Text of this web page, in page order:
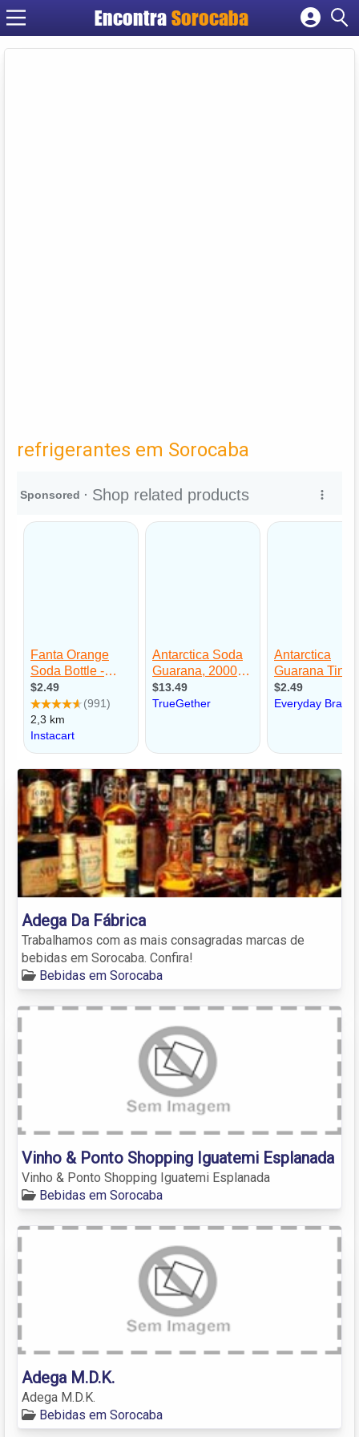
EncontraSorocaba
Cadastrar empresa
refrigerantes em Sorocaba
Adega Da Fábrica
Trabalhamos com as mais consagradas marcas de
bebidas em Sorocaba. Confira!
Bebidas em Sorocaba
Vinho & Ponto Shopping Iguatemi Esplanada
Vinho & Ponto Shopping Iguatemi Esplanada
Bebidas em Sorocaba
Adega M.D.K.
Adega M.D.K.
Bebidas em Sorocaba